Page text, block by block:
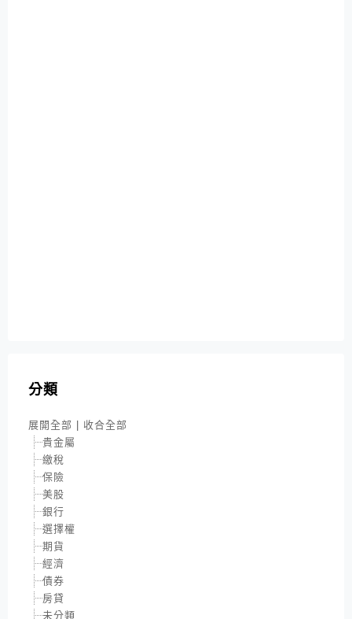
分類
展開全部 | 收合全部
貴金屬
繳稅
保險
美股
銀行
選擇權
期貨
經濟
債券
房貸
未分類